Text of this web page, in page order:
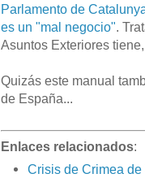
Parlamento de
es un "mal negocio".
Asuntos Exteriores
Quizás este manual
de España...
Enlaces relacionados:
Crisis de Crimea de